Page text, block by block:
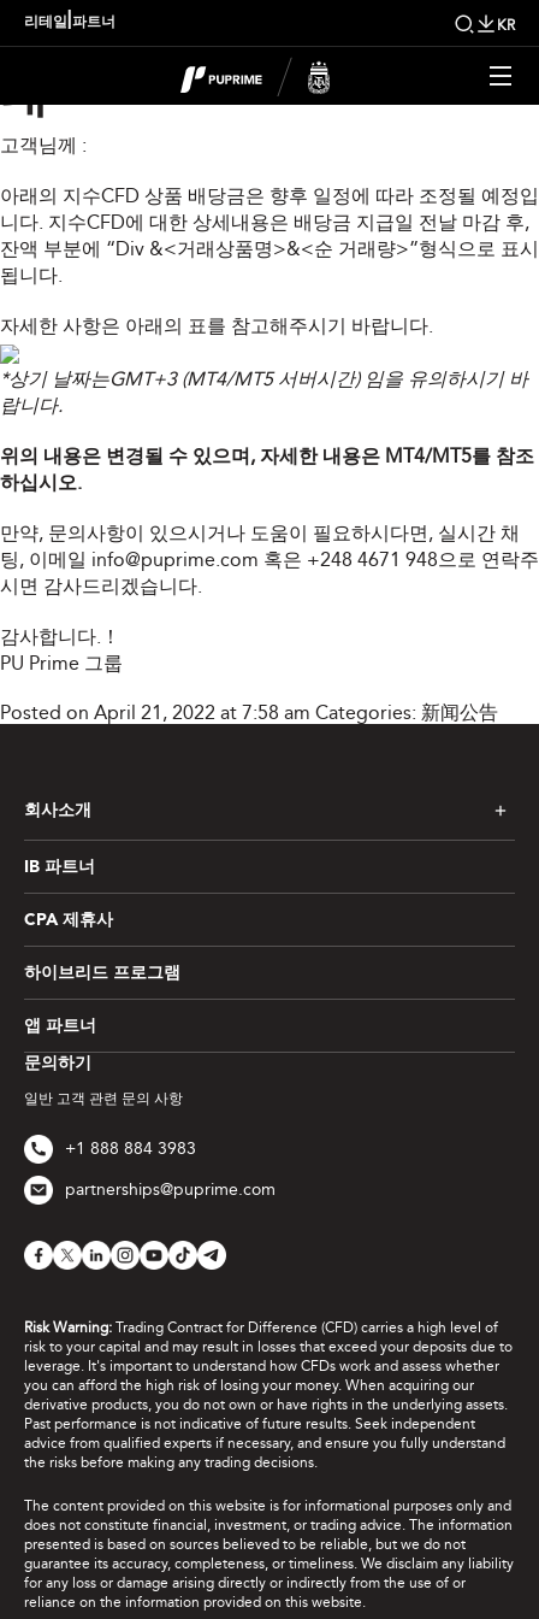
리테일 파트너 KR
금주 지수 배당금 조정 안
내
고객님께 :
아래의 지수CFD 상품 배당금은 향후 일정에 따라 조정될 예정입
니다. 지수CFD에 대한 상세내용은 배당금 지급일 전날 마감 후,
잔액 부분에 “Div &<거래상품명>&<순 거래량>”형식으로 표시
됩니다.
자세한 사항은 아래의 표를 참고해주시기 바랍니다.
*상기 날짜는GMT+3 (MT4/MT5 서버시간) 임을 유의하시기 바
랍니다.
위의 내용은 변경될 수 있으며, 자세한 내용은 MT4/MT5를 참조
하십시오.
만약, 문의사항이 있으시거나 도움이 필요하시다면, 실시간 채
팅, 이메일 info@puprime.com 혹은 +248 4671 948으로 연락주
시면 감사드리겠습니다.
감사합니다.！
PU Prime 그룹
Posted on April 21, 2022 at 7:58 am Categories: 新闻公告
문의하기
일반 고객 관련 문의 사항
+1 888 884 3983
partnerships@puprime.com
회사소개
IB 파트너
CPA 제휴사
하이브리드 프로그램
앱 파트너
Risk Warning: Trading Contract for Difference (CFD) carries a high level of
risk to your capital and may result in losses that exceed your deposits due to
leverage. It's important to understand how CFDs work and assess whether
you can afford the high risk of losing your money. When acquiring our
derivative products, you do not own or have rights in the underlying assets.
Past performance is not indicative of future results. Seek independent
advice from qualified experts if necessary, and ensure you fully understand
the risks before making any trading decisions.
The content provided on this website is for informational purposes only and
does not constitute financial, investment, or trading advice. The information
presented is based on sources believed to be reliable, but we do not
guarantee its accuracy, completeness, or timeliness. We disclaim any liability
for any loss or damage arising directly or indirectly from the use of or
reliance on the information provided on this website.